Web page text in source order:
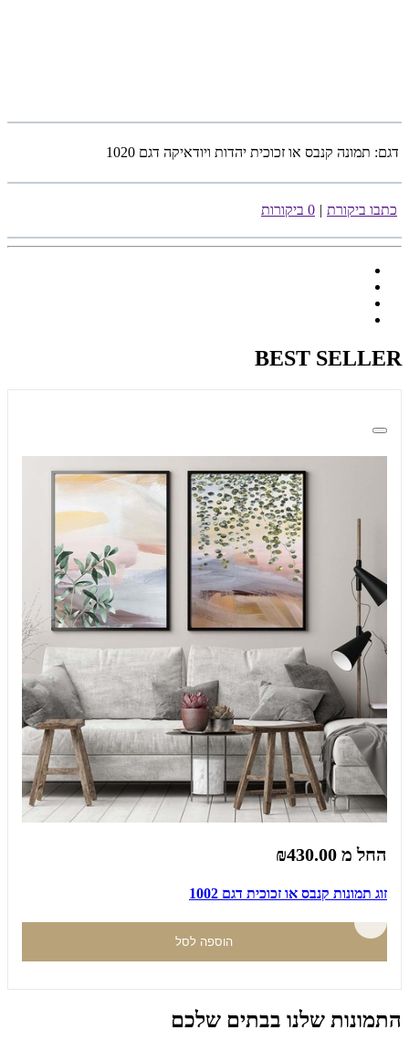
דגם: תמונה קנבס או זכוכית יהדות ויודאיקה דגם 1020
כתבו ביקורת | 0 ביקורות
BEST SELLER
החל מ ₪430.00
זוג תמונות קנבס או זכוכית דגם 1002
הוספה לסל
התמונות שלנו בבתים שלכם